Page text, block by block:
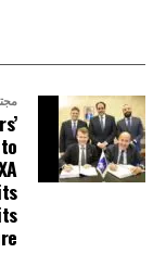
expiration,
of any update
and rewards.
MIRA seamlessly
a Credit Libanais
full interaction
customer